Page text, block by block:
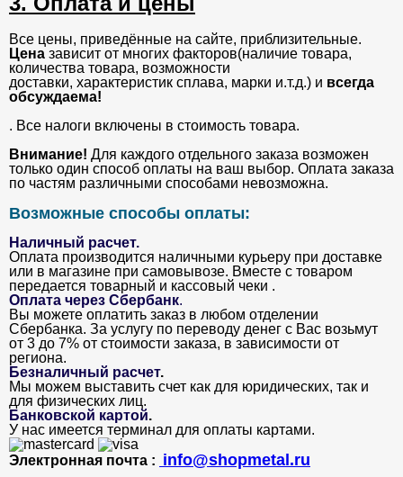
Все цены, приведённые на сайте, приблизительные.
Цена зависит от многих факторов(наличие товара,
количества товара, возможности
доставки, характеристик сплава, марки и.т.д.) и всегда
обсуждаема!
. Все налоги включены в стоимость товара.
Внимание! Для каждого отдельного заказа возможен
только один способ оплаты на ваш выбор. Оплата заказа
по частям различными способами невозможна.
Возможные способы оплаты:
Наличный расчет.
Оплата производится наличными курьеру при доставке
или в магазине при самовывозе. Вместе с товаром
передается товарный и кассовый чеки .
Оплата через Сбербанк.
Вы можете оплатить заказ в любом отделении
Сбербанка. За услугу по переводу денег с Вас возьмут
от 3 до 7% от стоимости заказа, в зависимости от
региона.
Безналичный расчет.
Мы можем выставить счет как для юридических, так и
для физических лиц.
Банковской картой.
У нас имеется терминал для оплаты картами.
Электронная почта : info@shopmetal.ru